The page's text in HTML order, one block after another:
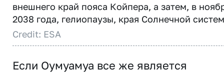
внешнего край пояса Койпера, а затем, в
2038 года, гелиопаузы, края Солнечной
Credit: ESA
Если Оумуамуа все же является